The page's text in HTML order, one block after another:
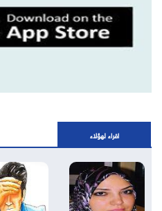
اقراء لهؤلاء